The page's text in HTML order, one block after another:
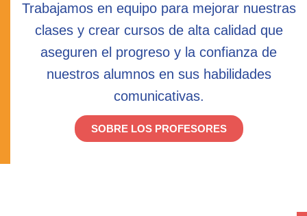
Trabajamos en equipo para mejorar nuestras
clases y crear cursos de alta calidad que
aseguren el progreso y la confianza de
nuestros alumnos en sus habilidades
comunicativas.
SOBRE LOS PROFESORES